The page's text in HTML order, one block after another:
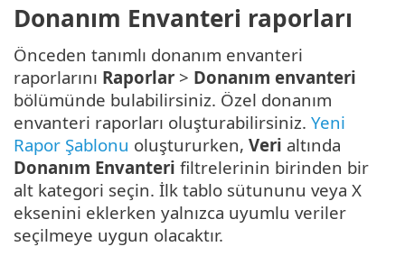
Donanım Envanteri raporları
Önceden tanımlı donanım envanteri
raporlarını Raporlar > Donanım envanteri
bölümünde bulabilirsiniz. Özel donanım
envanteri raporları oluşturabilirsiniz. Yeni
Rapor Şablonu oluştururken, Veri altında
Donanım Envanteri filtrelerinin birinden bir
alt kategori seçin. İlk tablo sütununu veya X
eksenini eklerken yalnızca uyumlu veriler
seçilmeye uygun olacaktır.